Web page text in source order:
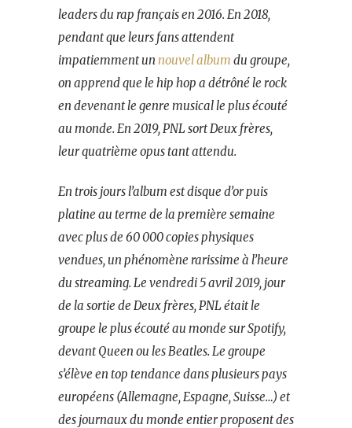
leaders du rap français en 2016. En 2018,
pendant que leurs fans attendent
impatiemment un nouvel album du groupe,
on apprend que le hip hop a détrôné le rock
en devenant le genre musical le plus écouté
au monde. En 2019, PNL sort Deux frères,
leur quatrième opus tant attendu.
En trois jours l’album est disque d’or puis
platine au terme de la première semaine
avec plus de 60 000 copies physiques
vendues, un phénomène rarissime à l’heure
du streaming. Le vendredi 5 avril 2019, jour
de la sortie de Deux frères, PNL était le
groupe le plus écouté au monde sur Spotify,
devant Queen ou les Beatles. Le groupe
s’élève en top tendance dans plusieurs pays
européens (Allemagne, Espagne, Suisse…) et
des journaux du monde entier proposent des